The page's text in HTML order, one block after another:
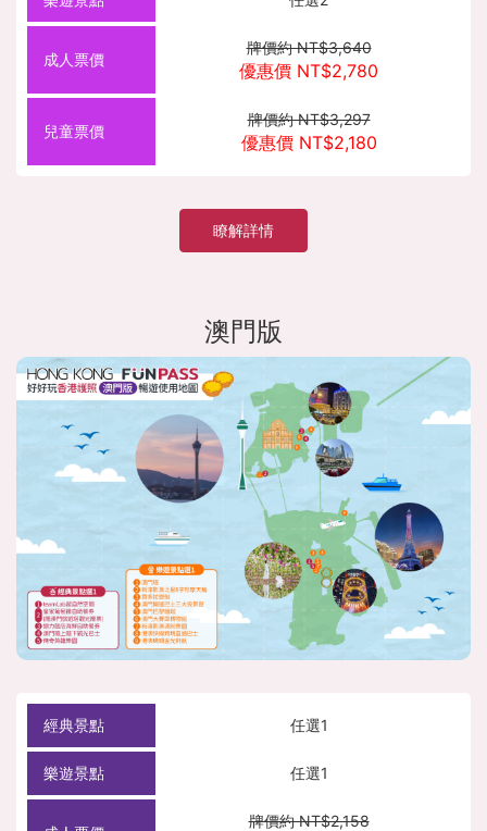
牌價約 NT$3,640
優惠價 NT$2,780
牌價約 NT$3,297
優惠價 NT$2,180
瞭解詳情
澳門版
任選1
任選1
牌價約 NT$2,158